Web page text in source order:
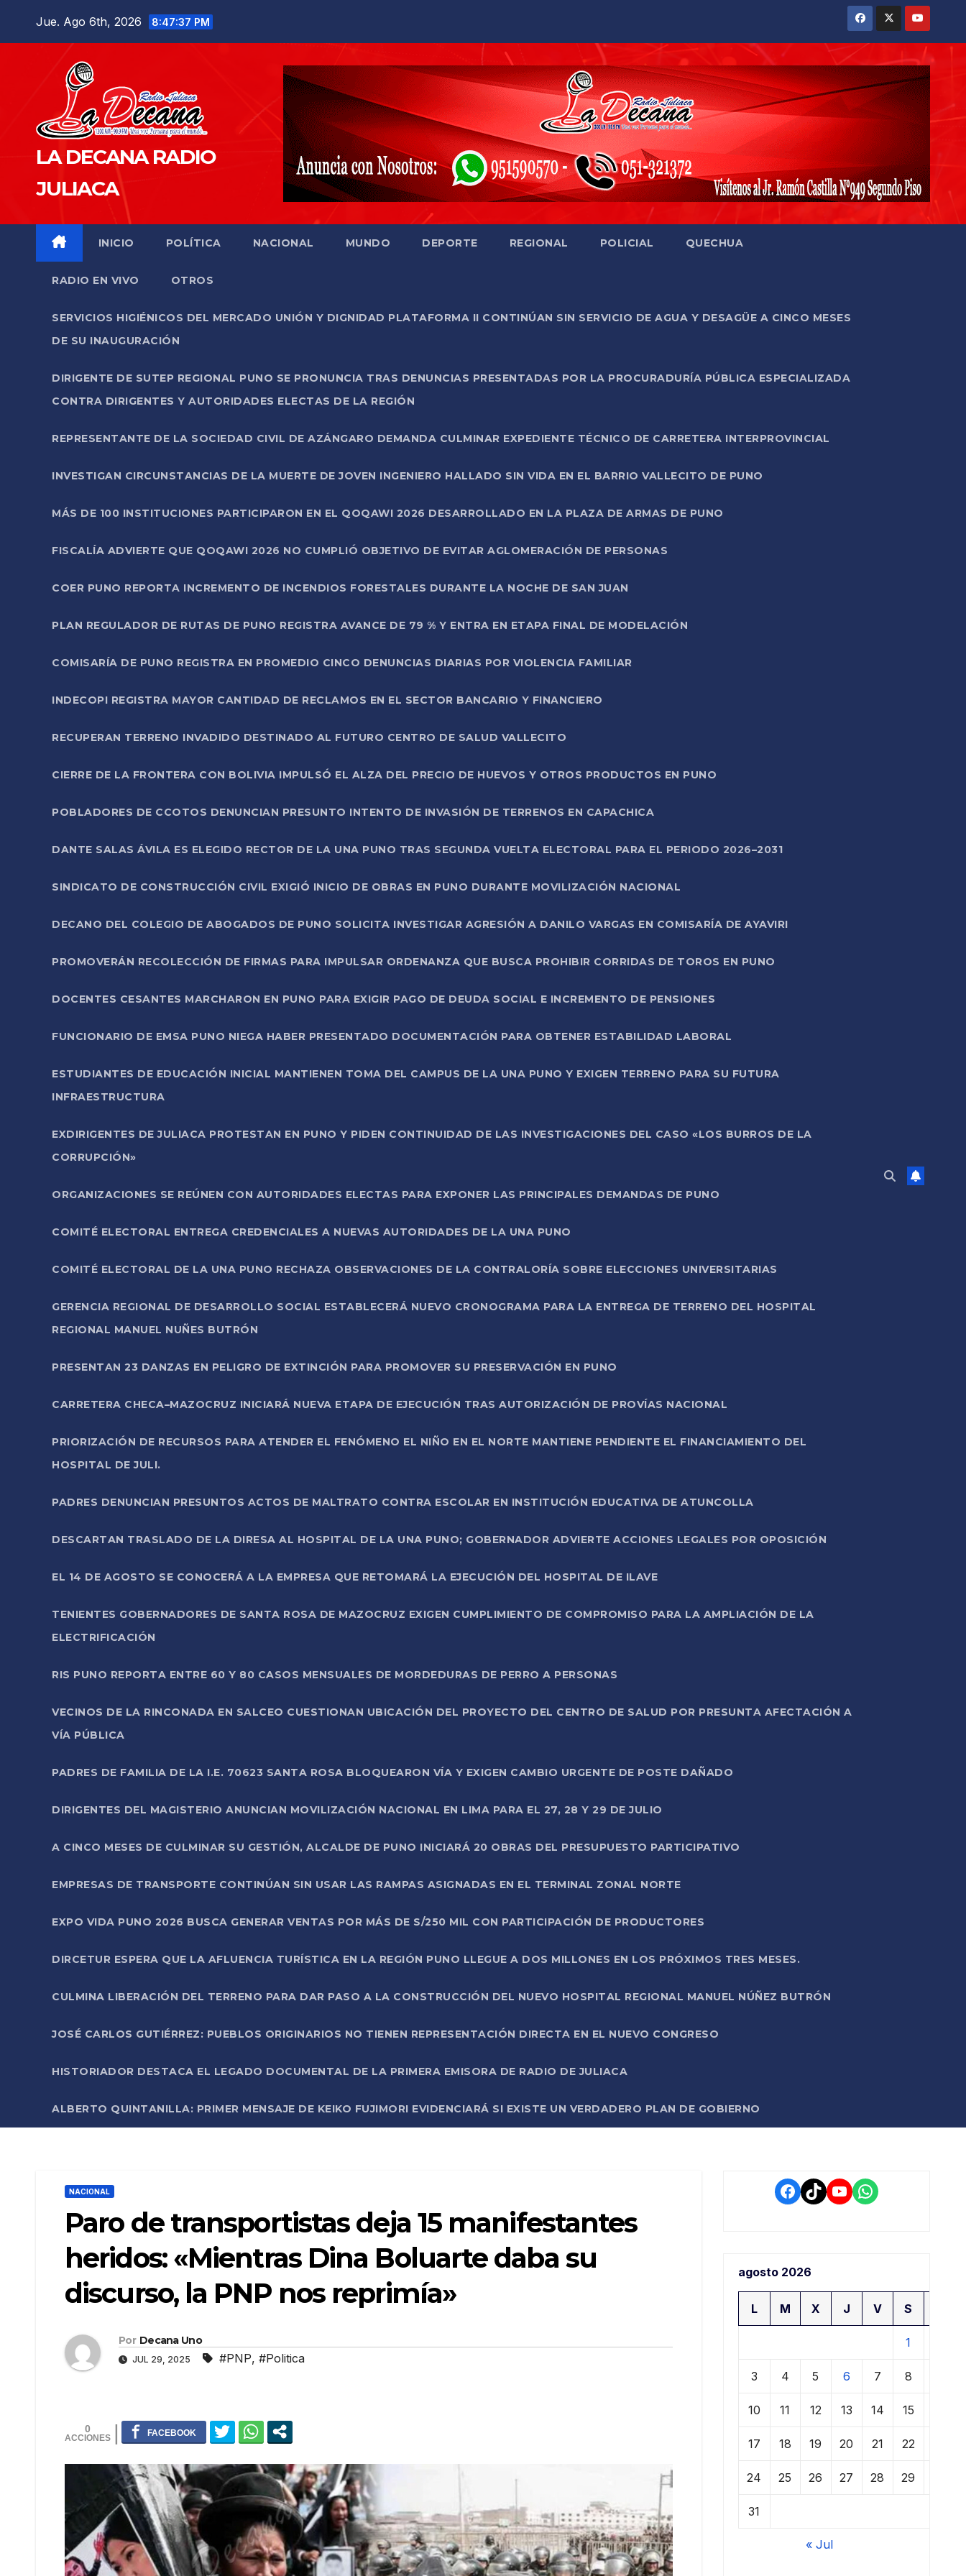
Jue. Ago 6th, 2026 8:47:38 PM
LA DECANA RADIO
JULIACA
INICIO POLÍTICA NACIONAL MUNDO DEPORTE REGIONAL POLICIAL QUECHUA
RADIO EN VIVO OTROS
SERVICIOS HIGIÉNICOS DEL MERCADO UNIÓN Y DIGNIDAD PLATAFORMA II CONTINÚAN SIN SERVICIO DE AGUA Y DESAGÜE A CINCO MESES
DE SU INAUGURACIÓN
DIRIGENTE DE SUTEP REGIONAL PUNO SE PRONUNCIA TRAS DENUNCIAS PRESENTADAS POR LA PROCURADURÍA PÚBLICA ESPECIALIZADA
CONTRA DIRIGENTES Y AUTORIDADES ELECTAS DE LA REGIÓN
REPRESENTANTE DE LA SOCIEDAD CIVIL DE AZÁNGARO DEMANDA CULMINAR EXPEDIENTE TÉCNICO DE CARRETERA INTERPROVINCIAL
INVESTIGAN CIRCUNSTANCIAS DE LA MUERTE DE JOVEN INGENIERO HALLADO SIN VIDA EN EL BARRIO VALLECITO DE PUNO
MÁS DE 100 INSTITUCIONES PARTICIPARON EN EL QOQAWI 2026 DESARROLLADO EN LA PLAZA DE ARMAS DE PUNO
FISCALÍA ADVIERTE QUE QOQAWI 2026 NO CUMPLIÓ OBJETIVO DE EVITAR AGLOMERACIÓN DE PERSONAS
COER PUNO REPORTA INCREMENTO DE INCENDIOS FORESTALES DURANTE LA NOCHE DE SAN JUAN
PLAN REGULADOR DE RUTAS DE PUNO REGISTRA AVANCE DE 79 % Y ENTRA EN ETAPA FINAL DE MODELACIÓN
COMISARÍA DE PUNO REGISTRA EN PROMEDIO CINCO DENUNCIAS DIARIAS POR VIOLENCIA FAMILIAR
INDECOPI REGISTRA MAYOR CANTIDAD DE RECLAMOS EN EL SECTOR BANCARIO Y FINANCIERO
RECUPERAN TERRENO INVADIDO DESTINADO AL FUTURO CENTRO DE SALUD VALLECITO
CIERRE DE LA FRONTERA CON BOLIVIA IMPULSÓ EL ALZA DEL PRECIO DE HUEVOS Y OTROS PRODUCTOS EN PUNO
POBLADORES DE CCOTOS DENUNCIAN PRESUNTO INTENTO DE INVASIÓN DE TERRENOS EN CAPACHICA
DANTE SALAS ÁVILA ES ELEGIDO RECTOR DE LA UNA PUNO TRAS SEGUNDA VUELTA ELECTORAL PARA EL PERIODO 2026–2031
SINDICATO DE CONSTRUCCIÓN CIVIL EXIGIÓ INICIO DE OBRAS EN PUNO DURANTE MOVILIZACIÓN NACIONAL
DECANO DEL COLEGIO DE ABOGADOS DE PUNO SOLICITA INVESTIGAR AGRESIÓN A DANILO VARGAS EN COMISARÍA DE AYAVIRI
PROMOVERÁN RECOLECCIÓN DE FIRMAS PARA IMPULSAR ORDENANZA QUE BUSCA PROHIBIR CORRIDAS DE TOROS EN PUNO
DOCENTES CESANTES MARCHARON EN PUNO PARA EXIGIR PAGO DE DEUDA SOCIAL E INCREMENTO DE PENSIONES
FUNCIONARIO DE EMSA PUNO NIEGA HABER PRESENTADO DOCUMENTACIÓN PARA OBTENER ESTABILIDAD LABORAL
ESTUDIANTES DE EDUCACIÓN INICIAL MANTIENEN TOMA DEL CAMPUS DE LA UNA PUNO Y EXIGEN TERRENO PARA SU FUTURA
INFRAESTRUCTURA
EXDIRIGENTES DE JULIACA PROTESTAN EN PUNO Y PIDEN CONTINUIDAD DE LAS INVESTIGACIONES DEL CASO «LOS BURROS DE LA
CORRUPCIÓN»
ORGANIZACIONES SE REÚNEN CON AUTORIDADES ELECTAS PARA EXPONER LAS PRINCIPALES DEMANDAS DE PUNO
COMITÉ ELECTORAL ENTREGA CREDENCIALES A NUEVAS AUTORIDADES DE LA UNA PUNO
COMITÉ ELECTORAL DE LA UNA PUNO RECHAZA OBSERVACIONES DE LA CONTRALORÍA SOBRE ELECCIONES UNIVERSITARIAS
GERENCIA REGIONAL DE DESARROLLO SOCIAL ESTABLECERÁ NUEVO CRONOGRAMA PARA LA ENTREGA DE TERRENO DEL HOSPITAL
REGIONAL MANUEL NUÑES BUTRÓN
PRESENTAN 23 DANZAS EN PELIGRO DE EXTINCIÓN PARA PROMOVER SU PRESERVACIÓN EN PUNO
CARRETERA CHECA–MAZOCRUZ INICIARÁ NUEVA ETAPA DE EJECUCIÓN TRAS AUTORIZACIÓN DE PROVÍAS NACIONAL
PRIORIZACIÓN DE RECURSOS PARA ATENDER EL FENÓMENO EL NIÑO EN EL NORTE MANTIENE PENDIENTE EL FINANCIAMIENTO DEL
HOSPITAL DE JULI.
PADRES DENUNCIAN PRESUNTOS ACTOS DE MALTRATO CONTRA ESCOLAR EN INSTITUCIÓN EDUCATIVA DE ATUNCOLLA
DESCARTAN TRASLADO DE LA DIRESA AL HOSPITAL DE LA UNA PUNO; GOBERNADOR ADVIERTE ACCIONES LEGALES POR OPOSICIÓN
EL 14 DE AGOSTO SE CONOCERÁ A LA EMPRESA QUE RETOMARÁ LA EJECUCIÓN DEL HOSPITAL DE ILAVE
TENIENTES GOBERNADORES DE SANTA ROSA DE MAZOCRUZ EXIGEN CUMPLIMIENTO DE COMPROMISO PARA LA AMPLIACIÓN DE LA
ELECTRIFICACIÓN
RIS PUNO REPORTA ENTRE 60 Y 80 CASOS MENSUALES DE MORDEDURAS DE PERRO A PERSONAS
VECINOS DE LA RINCONADA EN SALCEO CUESTIONAN UBICACIÓN DEL PROYECTO DEL CENTRO DE SALUD POR PRESUNTA AFECTACIÓN A
VÍA PÚBLICA
PADRES DE FAMILIA DE LA I.E. 70623 SANTA ROSA BLOQUEARON VÍA Y EXIGEN CAMBIO URGENTE DE POSTE DAÑADO
DIRIGENTES DEL MAGISTERIO ANUNCIAN MOVILIZACIÓN NACIONAL EN LIMA PARA EL 27, 28 Y 29 DE JULIO
A CINCO MESES DE CULMINAR SU GESTIÓN, ALCALDE DE PUNO INICIARÁ 20 OBRAS DEL PRESUPUESTO PARTICIPATIVO
EMPRESAS DE TRANSPORTE CONTINÚAN SIN USAR LAS RAMPAS ASIGNADAS EN EL TERMINAL ZONAL NORTE
EXPO VIDA PUNO 2026 BUSCA GENERAR VENTAS POR MÁS DE S/250 MIL CON PARTICIPACIÓN DE PRODUCTORES
DIRCETUR ESPERA QUE LA AFLUENCIA TURÍSTICA EN LA REGIÓN PUNO LLEGUE A DOS MILLONES EN LOS PRÓXIMOS TRES MESES.
CULMINA LIBERACIÓN DEL TERRENO PARA DAR PASO A LA CONSTRUCCIÓN DEL NUEVO HOSPITAL REGIONAL MANUEL NÚÑEZ BUTRÓN
JOSÉ CARLOS GUTIÉRREZ: PUEBLOS ORIGINARIOS NO TIENEN REPRESENTACIÓN DIRECTA EN EL NUEVO CONGRESO
HISTORIADOR DESTACA EL LEGADO DOCUMENTAL DE LA PRIMERA EMISORA DE RADIO DE JULIACA
ALBERTO QUINTANILLA: PRIMER MENSAJE DE KEIKO FUJIMORI EVIDENCIARÁ SI EXISTE UN VERDADERO PLAN DE GOBIERNO
NACIONAL
Paro de transportistas deja 15 manifestantes
heridos: «Mientras Dina Boluarte daba su
discurso, la PNP nos reprimía»
Por Decana Uno
JUL 29, 2025 #PNP, #Politica
0
Facebook
TikTokYouTube
WhatsApp
agosto 2026
L M X J V S
1
3 4 5 6 7 8
10 11 12 13 14 15
17 18 19 20 21 22
24 25 26 27 28 29
31
« Jul